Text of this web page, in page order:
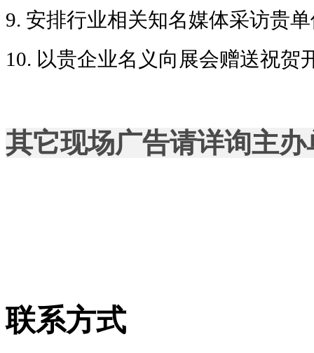
9. 安排行业相关知名媒体采访贵
10. 以贵企业名义向展会赠送祝贺
其它现场广告请详询主办
联系方式